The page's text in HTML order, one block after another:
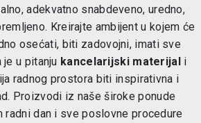
adekvatno snabdeveno, uredno,
Kreirajte ambijent u kojem će
osećati, biti zadovojni, imati sve
je u pitanju kancelarijski materijali
radnog prostora biti inspirativna i
Proizvodi iz naše široke ponude
radni dan i sve poslovne procedure